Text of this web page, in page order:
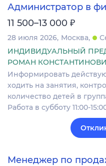
Администратор в
11 500–13 000 ₽
28 июля 2026 Москва
ИНДИВИДУАЛЬНЫЙ
РОМАН
Информировать
ходить на занятия,
количество детей в
Работа в субботу 11:00-
Менеджер по